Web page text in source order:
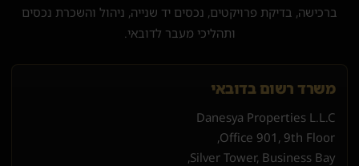
ברכישה, בדיקת פרויקטים, נכסים יד שנייה, ניהול והשכרת נכסים
ותהליכי מעבר לדובאי.
משרד רשום בדובאי
Danesya Properties L.L.C
Office 901, 9th Floor,
Silver Tower, Business Bay,